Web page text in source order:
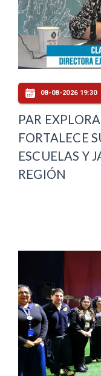
08-08-2026 19:30
PAR
FORTALECE
ESCUELAS Y
REGIÓN